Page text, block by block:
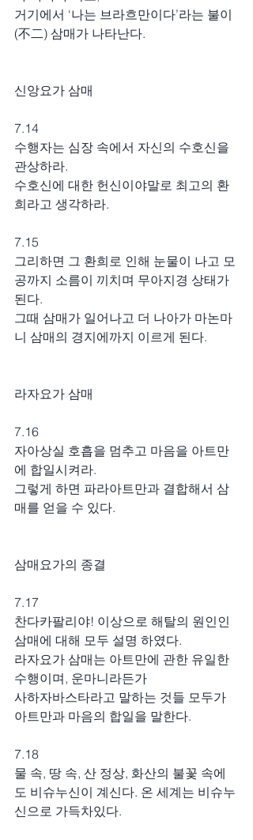
거기에서 ‘나는 브라흐만이다’라는 불이
(不二) 삼매가 나타난다.
신앙요가 삼매
7.14
수행자는 심장 속에서 자신의 수호신을
관상하라.
수호신에 대한 헌신이야말로 최고의 환
희라고 생각하라.
7.15
그리하면 그 환희로 인해 눈물이 나고 모
공까지 소름이 끼치며 무아지경 상태가
된다.
그때 삼매가 일어나고 더 나아가 마논마
니 삼매의 경지에까지 이르게 된다.
라자요가 삼매
7.16
자아상실 호흡을 멈추고 마음을 아트만
에 합일시켜라.
그렇게 하면 파라아트만과 결합해서 삼
매를 얻을 수 있다.
삼매요가의 종결
7.17
찬다카팔리야! 이상으로 해탈의 원인인
삼매에 대해 모두 설명 하였다.
라자요가 삼매는 아트만에 관한 유일한
수행이며, 운마니라든가
사하자바스타라고 말하는 것들 모두가
아트만과 마음의 합일을 말한다.
7.18
물 속, 땅 속, 산 정상, 화산의 불꽃 속에
도 비슈누신이 계신다. 온 세계는 비슈누
신으로 가득차있다.